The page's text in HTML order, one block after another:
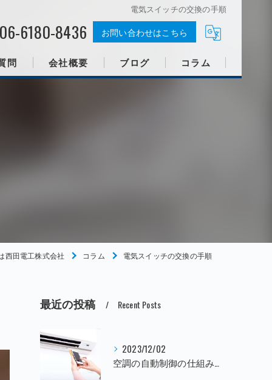
電気スイッチの交換の手順
6180-8436 お問い合わせはこちら
問 会社概要 ブログ コラム
西田電工株式会社 コラム 電気スイッチの交換の手順
最近の投稿 Recent Posts
2023/12/02
空調の自動制御の仕組みとは？